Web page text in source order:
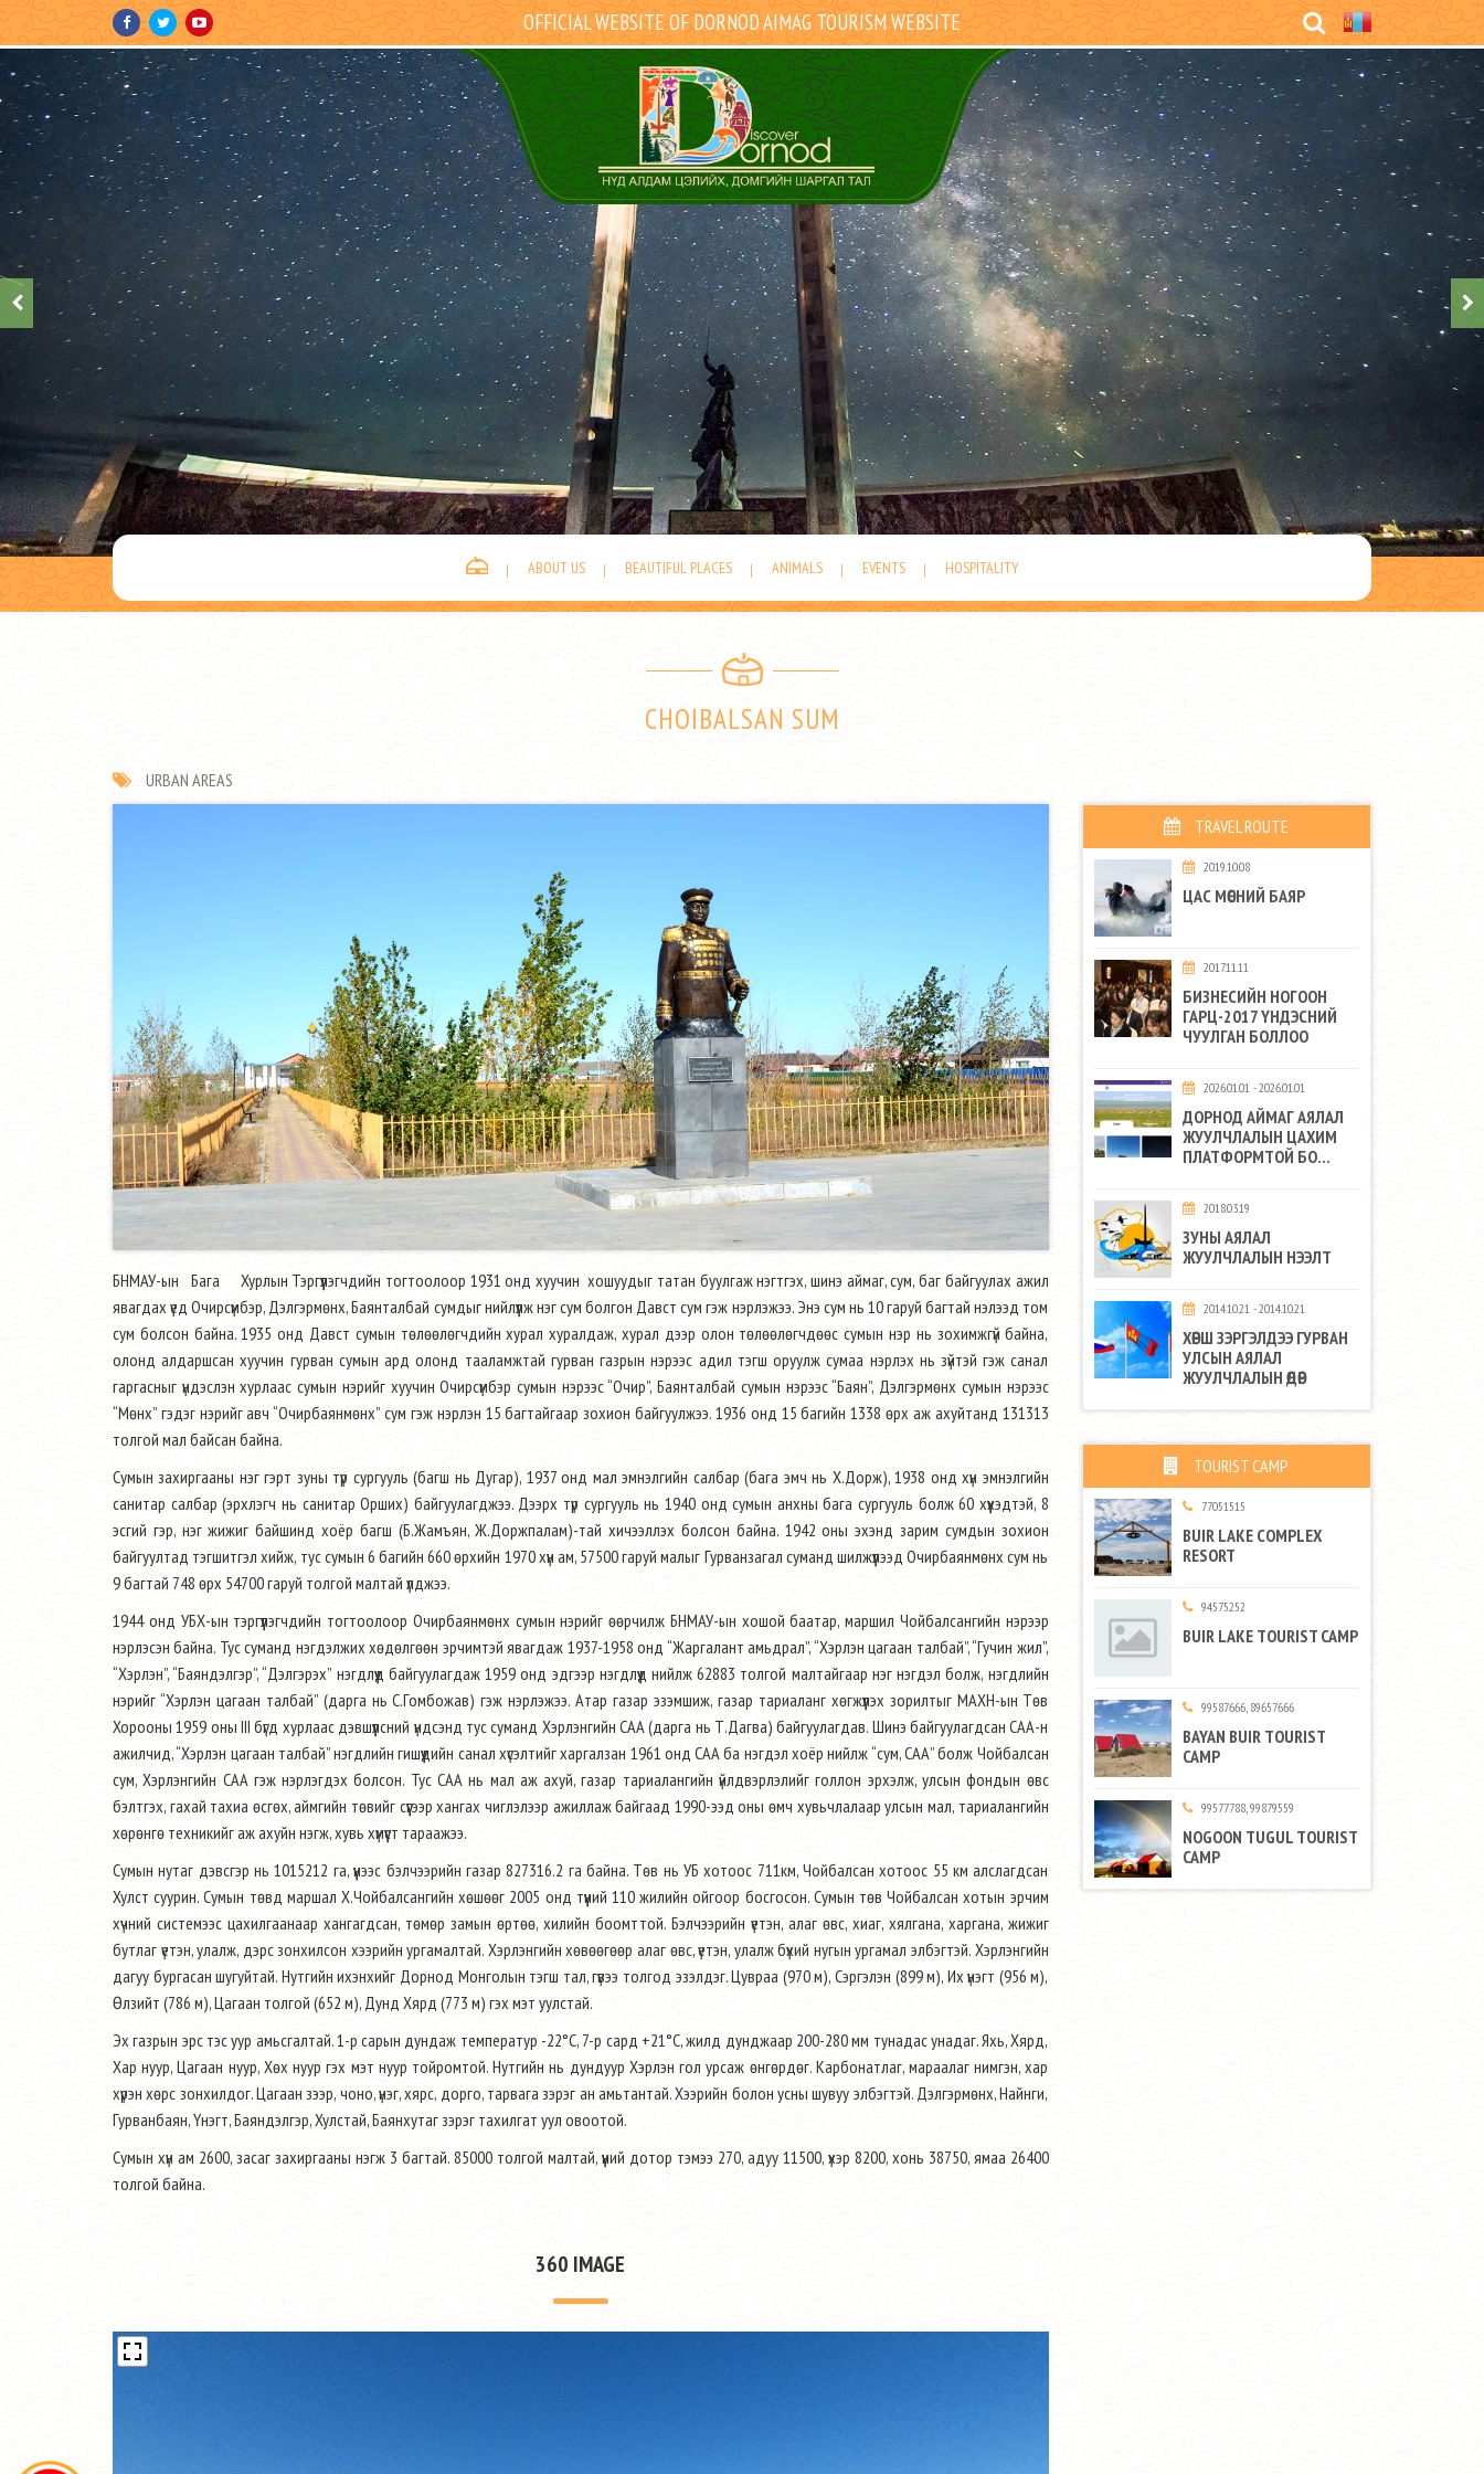
OFFICIAL WEBSITE OF DORNOD AIMAG TOURISM WEBSITE
ABOUT US BEAUTIFUL PLACES ANIMALS EVENTS HOSPITALITY
CHOIBALSAN SUM
URBAN AREAS
БНМАУ-ын Бага Хурлын Тэргүүлэгчдийн тогтоолоор 1931 онд хуучин хошуудыг татан буулгаж нэгтгэх, шинэ аймаг, сум, баг байгуулах ажил
явагдах үед Очирсүмбэр, Дэлгэрмөнх, Баянталбай сумдыг нийлүүлж нэг сум болгон Давст сум гэж нэрлэжээ. Энэ сум нь 10 гаруй багтай нэлээд том
сум болсон байна. 1935 онд Давст сумын төлөөлөгчдийн хурал хуралдаж, хурал дээр олон төлөөлөгчдөөс сумын нэр нь зохимжгүй байна,
олонд алдаршсан хуучин гурван сумын ард олонд тааламжтай гурван газрын нэрээс адил тэгш оруулж сумаа нэрлэх нь зүйтэй гэж санал
гаргасныг үндэслэн хурлаас сумын нэрийг хуучин Очирсүмбэр сумын нэрээс “Очир”, Баянталбай сумын нэрээс “Баян”, Дэлгэрмөнх сумын нэрээс
“Мөнх” гэдэг нэрийг авч “Очирбаянмөнх” сум гэж нэрлэн 15 багтайгаар зохион байгуулжээ. 1936 онд 15 багийн 1338 өрх аж ахуйтанд 131313
толгой мал байсан байна.
Сумын захиргааны нэг гэрт зуны түр сургууль (багш нь Дугар), 1937 онд мал эмнэлгийн салбар (бага эмч нь Х.Дорж), 1938 онд хүн эмнэлгийн
санитар салбар (эрхлэгч нь санитар Орших) байгуулагджээ. Дээрх түр сургууль нь 1940 онд сумын анхны бага сургууль болж 60 хүүхэдтэй, 8
эсгий гэр, нэг жижиг байшинд хоёр багш (Б.Жамъян, Ж.Доржпалам)-тай хичээллэх болсон байна. 1942 оны эхэнд зарим сумдын зохион
байгуултад тэгшитгэл хийж, тус сумын 6 багийн 660 өрхийн 1970 хүн ам, 57500 гаруй малыг Гурванзагал суманд шилжүүлээд Очирбаянмөнх сум нь
9 багтай 748 өрх 54700 гаруй толгой малтай үлджээ.
1944 онд УБХ-ын тэргүүлэгчдийн тогтоолоор Очирбаянмөнх сумын нэрийг өөрчилж БНМАУ-ын хошой баатар, маршил Чойбалсангийн нэрээр
нэрлэсэн байна. Тус суманд нэгдэлжих хөдөлгөөн эрчимтэй явагдаж 1937-1958 онд “Жаргалант амьдрал”, “Хэрлэн цагаан талбай”, “Гучин жил”,
“Хэрлэн”, “Баяндэлгэр”, “Дэлгэрэх” нэгдлүүд байгуулагдаж 1959 онд эдгээр нэгдлүүд нийлж 62883 толгой малтайгаар нэг нэгдэл болж, нэгдлийн
нэрийг “Хэрлэн цагаан талбай” (дарга нь С.Гомбожав) гэж нэрлэжээ. Атар газар эзэмшиж, газар тариаланг хөгжүүлэх зорилтыг МАХН-ын Төв
Хорооны 1959 оны III бүгд хурлаас дэвшүүлсний үндсэнд тус суманд Хэрлэнгийн САА (дарга нь Т.Дагва) байгуулагдав. Шинэ байгуулагдсан САА-н
ажилчид, “Хэрлэн цагаан талбай” нэгдлийн гишүүдийн санал хүсэлтийг харгалзан 1961 онд САА ба нэгдэл хоёр нийлж “сум, САА” болж Чойбалсан
сум, Хэрлэнгийн САА гэж нэрлэгдэх болсон. Тус САА нь мал аж ахуй, газар тариалангийн үйлдвэрлэлийг голлон эрхэлж, улсын фондын өвс
бэлтгэх, гахай тахиа өсгөх, аймгийн төвийг сүүгээр хангах чиглэлээр ажиллаж байгаад 1990-ээд оны өмч хувьчлалаар улсын мал, тариалангийн
хөрөнгө техникийг аж ахуйн нэгж, хувь хүмүүст тараажээ.
Сумын нутаг дэвсгэр нь 1015212 га, үүнээс бэлчээрийн газар 827316.2 га байна. Төв нь УБ хотоос 711км, Чойбалсан хотоос 55 км алслагдсан
Хулст суурин. Сумын төвд маршал Х.Чойбалсангийн хөшөөг 2005 онд түүний 110 жилийн ойгоор босгосон. Сумын төв Чойбалсан хотын эрчим
хүчний системээс цахилгаанаар хангагдсан, төмөр замын өртөө, хилийн боомттой. Бэлчээрийн үетэн, алаг өвс, хиаг, хялгана, харгана, жижиг
бутлаг үетэн, улалж, дэрс зонхилсон хээрийн ургамалтай. Хэрлэнгийн хөвөөгөөр алаг өвс, үетэн, улалж бүхий нугын ургамал элбэгтэй. Хэрлэнгийн
дагуу бургасан шугуйтай. Нутгийн ихэнхийг Дорнод Монголын тэгш тал, гүвээ толгод эзэлдэг. Цувраа (970 м), Сэргэлэн (899 м), Их үнэгт (956 м),
Өлзийт (786 м), Цагаан толгой (652 м), Дунд Хярд (773 м) гэх мэт уулстай.
Эх газрын эрс тэс уур амьсгалтай. 1-р сарын дундаж температур -22°С, 7-р сард +21°С, жилд дунджаар 200-280 мм тунадас унадаг. Яхь, Хярд,
Хар нуур, Цагаан нуур, Хөх нуур гэх мэт нуур тойромтой. Нутгийн нь дундуур Хэрлэн гол урсаж өнгөрдөг. Карбонатлаг, мараалаг нимгэн, хар
хүрэн хөрс зонхилдог. Цагаан зээр, чоно, үнэг, хярс, дорго, тарвага зэрэг ан амьтантай. Хээрийн болон усны шувуу элбэгтэй. Дэлгэрмөнх, Найнги,
Гурванбаян, Үнэгт, Баяндэлгэр, Хулстай, Баянхутаг зэрэг тахилгат уул овоотой.
Сумын хүн ам 2600, засаг захиргааны нэгж 3 багтай. 85000 толгой малтай, үүний дотор тэмээ 270, адуу 11500, үхэр 8200, хонь 38750, ямаа 26400
толгой байна.
360 IMAGE
TRAVEL ROUTE
2019.10.08
ЦАС МӨСНИЙ БАЯР
2017.11.11
БИЗНЕСИЙН НОГООН
ГАРЦ-2017 ҮНДЭСНИЙ
ЧУУЛГАН БОЛЛОО
2026.01.01 - 2026.01.01
ДОРНОД АЙМАГ АЯЛАЛ
ЖУУЛЧЛАЛЫН ЦАХИМ
ПЛАТФОРМТОЙ БО...
2018.03.19
ЗУНЫ АЯЛАЛ
ЖУУЛЧЛАЛЫН НЭЭЛТ
2014.10.21 - 2014.10.21
ХӨРШ ЗЭРГЭЛДЭЭ ГУРВАН
УЛСЫН АЯЛАЛ
ЖУУЛЧЛАЛЫН ӨДӨР
TOURIST CAMP
77051515
BUIR LAKE COMPLEX
RESORT
94575252
BUIR LAKE TOURIST CAMP
99587666, 89657666
BAYAN BUIR TOURIST
CAMP
99577788, 99879559
NOGOON TUGUL TOURIST
CAMP